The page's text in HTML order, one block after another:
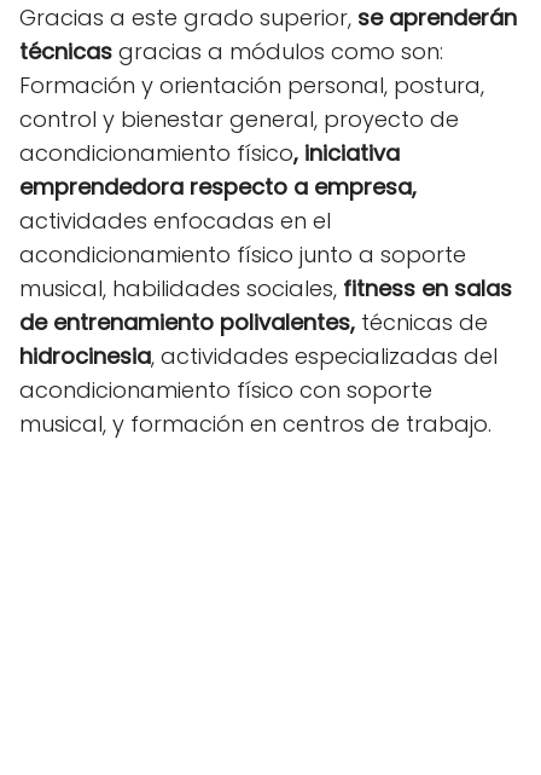
Gracias a este grado superior, se aprenderán
técnicas gracias a módulos como son:
Formación y orientación personal, postura,
control y bienestar general, proyecto de
acondicionamiento físico, iniciativa
emprendedora respecto a empresa,
actividades enfocadas en el
acondicionamiento físico junto a soporte
musical, habilidades sociales, fitness en salas
de entrenamiento polivalentes, técnicas de
hidrocinesia, actividades especializadas del
acondicionamiento físico con soporte
musical, y formación en centros de trabajo.